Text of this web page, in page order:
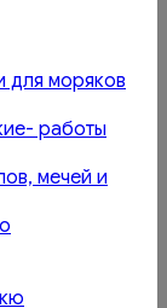
для моряков
работы
мечей и